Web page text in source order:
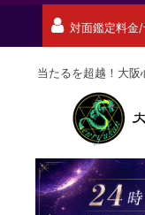
対面鑑定料金/
当たるを超越！大阪